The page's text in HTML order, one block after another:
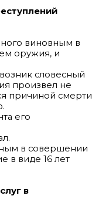
виновным в
оружия, и
словесный
произвел не
причиной смерти
его
в совершении
в виде 16 лет
в